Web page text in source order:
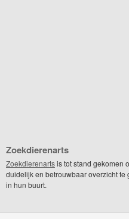
Zoekdierenarts
Zoekdierenartsis tot stand gekomen
duidelijk en betrouwbaar overzicht te
in hun buurt.